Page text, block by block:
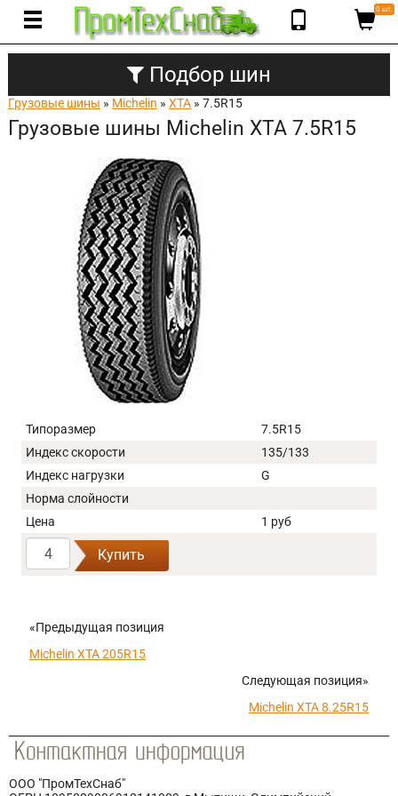
0 шт.
Подбор шин
Грузовые шины » Michelin » XTA » 7.5R15
Грузовые шины Michelin XTA 7.5R15
Типоразмер
7.5R15
Индекс скорости
135/133
Индекс нагрузки
G
Норма слойности
Цена
1 руб
Купить
«Предыдущая позиция
Michelin XTA 205R15
Следующая позиция»
Michelin XTA 8.25R15
ООО "ПромТехСнаб"